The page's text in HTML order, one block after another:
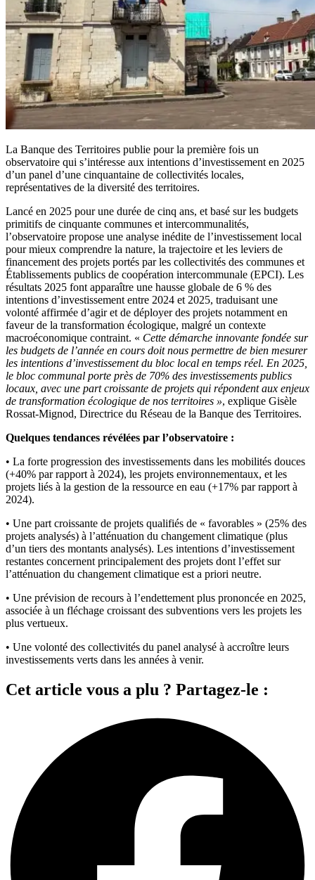
La Banque des Territoires publie pour la première fois un
observatoire qui s’intéresse aux intentions d’investissement en 2025
d’un panel d’une cinquantaine de collectivités locales,
représentatives de la diversité des territoires.
Lancé en 2025 pour une durée de cinq ans, et basé sur les budgets
primitifs de cinquante communes et intercommunalités,
l’observatoire propose une analyse inédite de l’investissement local
pour mieux comprendre la nature, la trajectoire et les leviers de
financement des projets portés par les collectivités des communes et
Établissements publics de coopération intercommunale (EPCI). Les
résultats 2025 font apparaître une hausse globale de 6 % des
intentions d’investissement entre 2024 et 2025, traduisant une
volonté affirmée d’agir et de déployer des projets notamment en
faveur de la transformation écologique, malgré un contexte
macroéconomique contraint. « Cette démarche innovante fondée sur
les budgets de l’année en cours doit nous permettre de bien mesurer
les intentions d’investissement du bloc local en temps réel. En 2025,
le bloc communal porte près de 70% des investissements publics
locaux, avec une part croissante de projets qui répondent aux enjeux
de transformation écologique de nos territoires », explique Gisèle
Rossat-Mignod, Directrice du Réseau de la Banque des Territoires.
Quelques tendances révélées par l’observatoire :
• La forte progression des investissements dans les mobilités douces
(+40% par rapport à 2024), les projets environnementaux, et les
projets liés à la gestion de la ressource en eau (+17% par rapport à
2024).
• Une part croissante de projets qualifiés de « favorables » (25% des
projets analysés) à l’atténuation du changement climatique (plus
d’un tiers des montants analysés). Les intentions d’investissement
restantes concernent principalement des projets dont l’effet sur
l’atténuation du changement climatique est a priori neutre.
• Une prévision de recours à l’endettement plus prononcée en 2025,
associée à un fléchage croissant des subventions vers les projets les
plus vertueux.
• Une volonté des collectivités du panel analysé à accroître leurs
investissements verts dans les années à venir.
Cet article vous a plu ? Partagez-le :